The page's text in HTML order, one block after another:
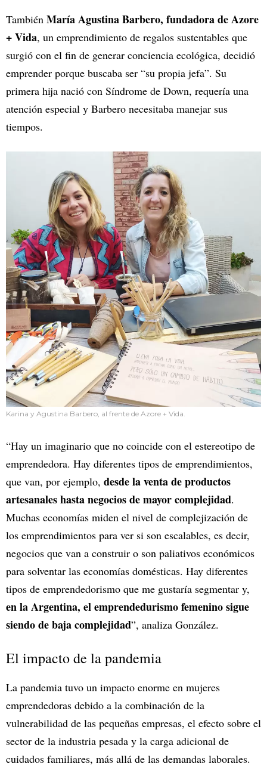
También María Agustina Barbero, fundadora de Azore
+ Vida, un emprendimiento de regalos sustentables que
surgió con el fin de generar conciencia ecológica, decidió
emprender porque buscaba ser “su propia jefa”. Su
primera hija nació con Síndrome de Down, requería una
atención especial y Barbero necesitaba manejar sus
tiempos.
Karina y Agustina Barbero, al frente de Azore + Vida.
“Hay un imaginario que no coincide con el estereotipo de
emprendedora. Hay diferentes tipos de emprendimientos,
que van, por ejemplo, desde la venta de productos
artesanales hasta negocios de mayor complejidad.
Muchas economías miden el nivel de complejización de
los emprendimientos para ver si son escalables, es decir,
negocios que van a construir o son paliativos económicos
para solventar las economías domésticas. Hay diferentes
tipos de emprendedorismo que me gustaría segmentar y,
en la Argentina, el emprendedurismo femenino sigue
siendo de baja complejidad”, analiza González.
El impacto de la pandemia
La pandemia tuvo un impacto enorme en mujeres
emprendedoras debido a la combinación de la
vulnerabilidad de las pequeñas empresas, el efecto sobre el
sector de la industria pesada y la carga adicional de
cuidados familiares, más allá de las demandas laborales.